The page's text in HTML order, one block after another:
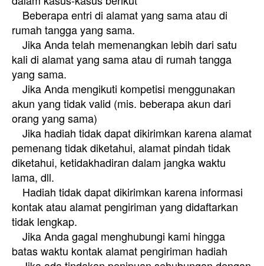
Beberapa entri di alamat yang sama atau di
rumah tangga yang sama.
Jika Anda telah memenangkan lebih dari satu
kali di alamat yang sama atau di rumah tangga
yang sama.
Jika Anda mengikuti kompetisi menggunakan
akun yang tidak valid (mis. beberapa akun dari
orang yang sama)
Jika hadiah tidak dapat dikirimkan karena alamat
pemenang tidak diketahui, alamat pindah tidak
diketahui, ketidakhadiran dalam jangka waktu
lama, dll.
Hadiah tidak dapat dikirimkan karena informasi
kontak atau alamat pengiriman yang didaftarkan
tidak lengkap.
Jika Anda gagal menghubungi kami hingga
batas waktu kontak alamat pengiriman hadiah